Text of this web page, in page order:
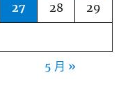
27 28 29
5 月 »